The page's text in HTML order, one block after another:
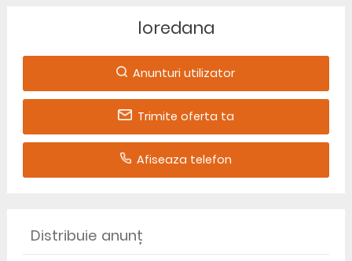
loredana
Anunturi utilizator
Trimite oferta ta
Afiseaza telefon
Distribuie anunț